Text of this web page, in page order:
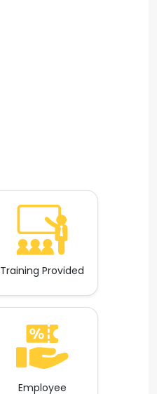
Training Provided
Employee